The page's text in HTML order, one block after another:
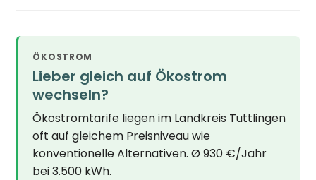
ÖKOSTROM
Lieber gleich auf Ökostrom
wechseln?
Ökostromtarife liegen im Landkreis Tuttlingen
oft auf gleichem Preisniveau wie
konventionelle Alternativen. Ø 930 €/Jahr
bei 3.500 kWh.